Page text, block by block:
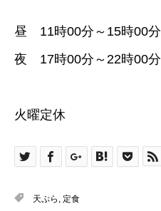
昼 11時00分～15時00分
夜 17時00分～22時00分
火曜定休
天ぷら , 定食